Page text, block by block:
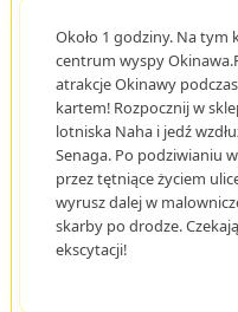
Około 1 godziny. Na tym
centrum wyspy
atrakcje Okinawy
kartem! Rozpocznij w
lotniska Naha i jedź
Senaga. Po podziwianiu
przez tętniące życiem
wyrusz dalej w
skarby po drodze.
ekscytacji!